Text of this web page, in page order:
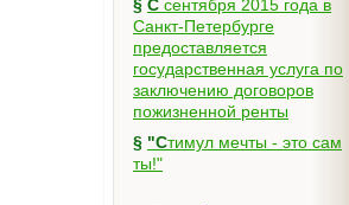
§ С сентября 2015 года в
Санкт-Петербурге
предоставляется
государственная услуга по
заключению договоров
пожизненной ренты
§ "Стимул мечты - это сам
ты!"